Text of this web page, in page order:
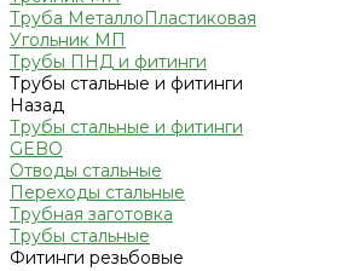
Труба МеталлоПластиковая
Угольник МП
Трубы ПНД и фитинги
Трубы стальные и фитинги
Назад
Трубы стальные и фитинги
GEBO
Отводы стальные
Переходы стальные
Трубная заготовка
Трубы стальные
Фитинги резьбовые